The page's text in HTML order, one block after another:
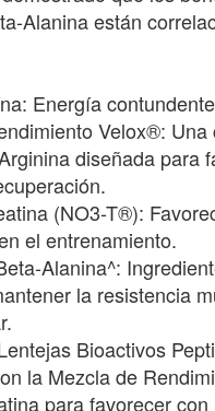
Alanina están
Energía
Velox®:
diseñada para
(NO3-T®):
el entrenamiento.
Alanina^:
la resistencia
Bioactivos
la Mezcla de
para favorecer